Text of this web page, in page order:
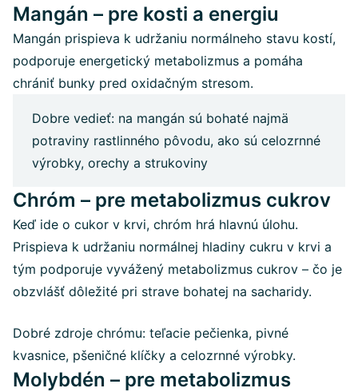
Mangán – pre kosti a energiu
Mangán prispieva k udržaniu normálneho stavu kostí,
podporuje energetický metabolizmus a pomáha
chrániť bunky pred oxidačným stresom.
Dobre vedieť: na mangán sú bohaté najmä
potraviny rastlinného pôvodu, ako sú celozrnné
výrobky, orechy a strukoviny
Chróm – pre metabolizmus cukrov
Keď ide o cukor v krvi, chróm hrá hlavnú úlohu.
Prispieva k udržaniu normálnej hladiny cukru v krvi a
tým podporuje vyvážený metabolizmus cukrov – čo je
obzvlášť dôležité pri strave bohatej na sacharidy.
Dobré zdroje chrómu: teľacie pečienka, pivné
kvasnice, pšeničné klíčky a celozrnné výrobky.
Molybdén – pre metabolizmus